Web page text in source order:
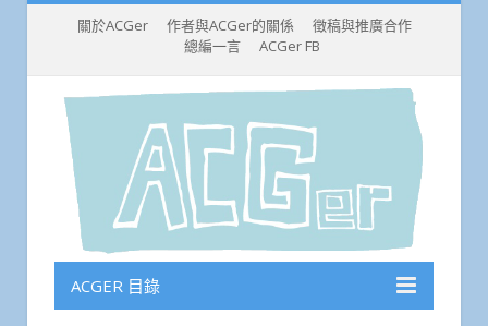
關於ACGer 作者與ACGer的關係
徵稿與推廣合作
總編一言
ACGer FB
ACGER 目錄